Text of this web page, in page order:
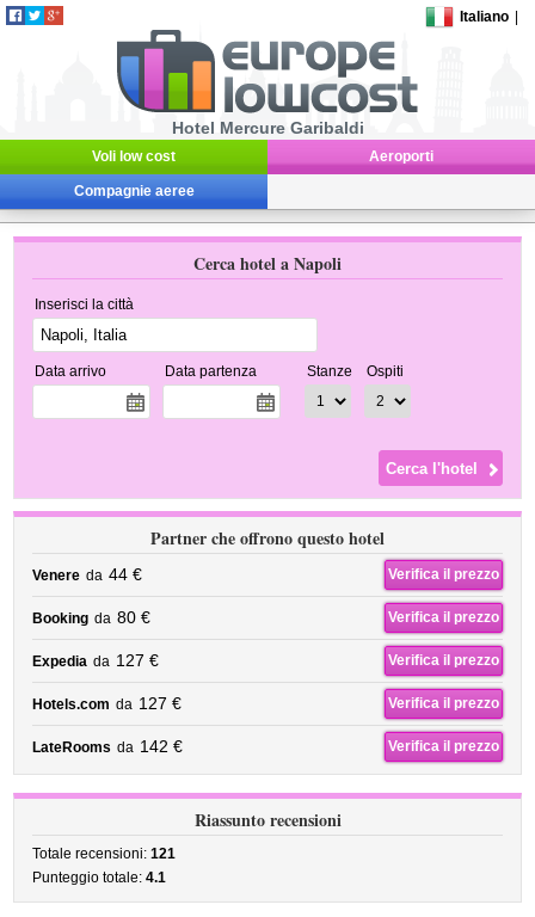
Italiano
Hotel Mercure Garibaldi
Voli low cost Aeroporti
Compagnie aeree
Cerca hotel a Napoli
Inserisci la città
Data arrivo Data partenza Stanze Ospiti
Partner che offrono questo hotel
Venere da 44 € Verifica il prezzo
Booking da 80 € Verifica il prezzo
Expedia da 127 € Verifica il prezzo
Hotels.com da 127 € Verifica il prezzo
LateRooms da 142 € Verifica il prezzo
Riassunto recensioni
Totale recensioni:121
Punteggio totale:4.1